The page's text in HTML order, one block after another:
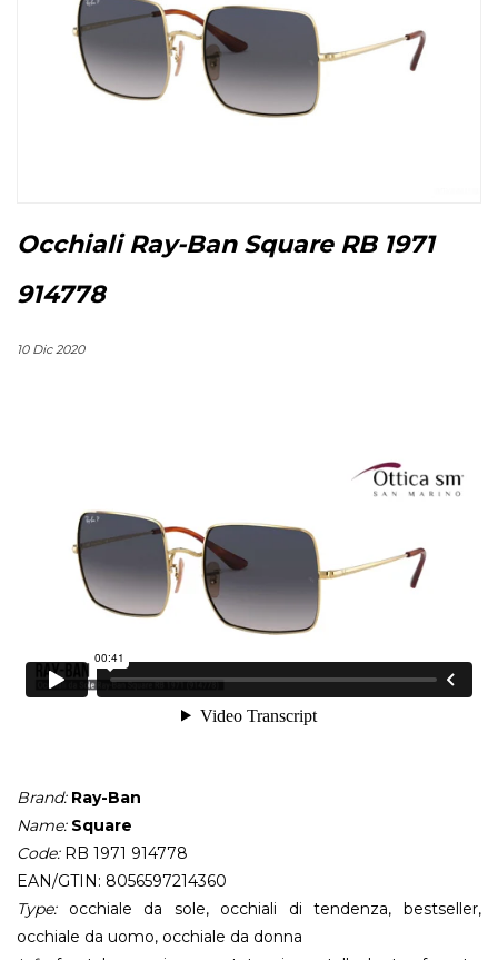
Occhiali Ray-Ban Square RB 1971
914778
10 Dic 2020
Brand:Ray-Ban
Name:Square
Code:RB 1971 914778
EAN/GTIN: 8056597214360
Type:occhiale da sole, occhiali di tendenza, bestseller,
occhiale da uomo, occhiale da donna